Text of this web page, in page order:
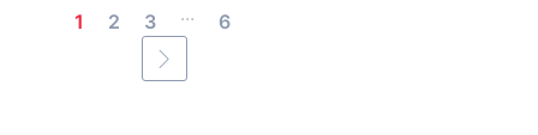
1 2 3 ... 6